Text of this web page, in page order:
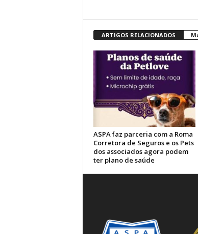
ARTIGOS RELACIONADOS
ASPA faz parceria com a Roma
Corretora de Seguros e os Pets
dos associados agora podem
ter plano de saúde